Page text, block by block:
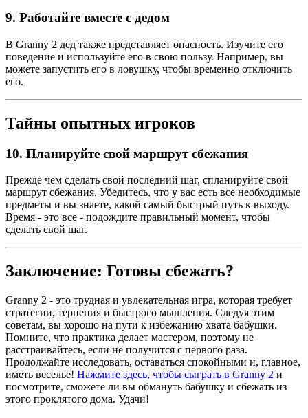
9. Работайте вместе с дедом
В Granny 2 дед также представляет опасность. Изучите его
поведение и используйте его в свою пользу. Например, вы
можете запустить его в ловушку, чтобы временно отключить
его.
Тайны опытных игроков
10. Планируйте свой маршрут сбежания
Прежде чем сделать свой последний шаг, спланируйте свой
маршрут сбежания. Убедитесь, что у вас есть все необходимые
предметы и вы знаете, какой самый быстрый путь к выходу.
Время - это все - подождите правильный момент, чтобы
сделать свой шаг.
Заключение: Готовы сбежать?
Granny 2 - это трудная и увлекательная игра, которая требует
стратегии, терпения и быстрого мышления. Следуя этим
советам, вы хорошо на пути к избежанию хвата бабушки.
Помните, что практика делает мастером, поэтому не
расстраивайтесь, если не получится с первого раза.
Продолжайте исследовать, оставаться спокойными и, главное,
иметь веселье! Нажмите здесь, чтобы сыграть в Granny 2 и
посмотрите, сможете ли вы обмануть бабушку и сбежать из
этого проклятого дома. Удачи!